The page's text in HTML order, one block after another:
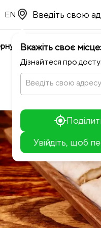
EN
Вкажіть своє
Дізнайтеся про
Введіть свою адресу
Увійдіть, щоб
+
−
до Полонія